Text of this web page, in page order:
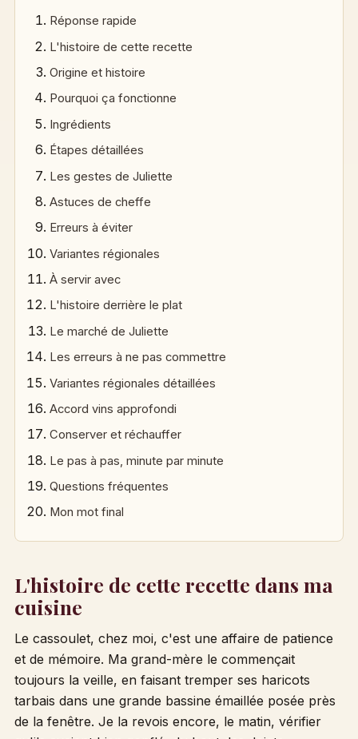
Réponse rapide
L'histoire de cette recette
Origine et histoire
Pourquoi ça fonctionne
Ingrédients
Étapes détaillées
Les gestes de Juliette
Astuces de cheffe
Erreurs à éviter
Variantes régionales
À servir avec
L'histoire derrière le plat
Le marché de Juliette
Les erreurs à ne pas commettre
Variantes régionales détaillées
Accord vins approfondi
Conserver et réchauffer
Le pas à pas, minute par minute
Questions fréquentes
Mon mot final
L'histoire de cette recette dans ma
cuisine
Le cassoulet, chez moi, c'est une affaire de patience
et de mémoire. Ma grand-mère le commençait
toujours la veille, en faisant tremper ses haricots
tarbais dans une grande bassine émaillée posée près
de la fenêtre. Je la revois encore, le matin, vérifier